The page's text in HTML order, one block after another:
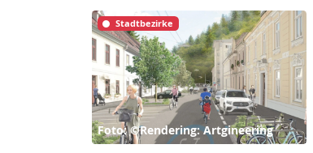
Stadtbezirke
Foto: ©Rendering: Artgineering